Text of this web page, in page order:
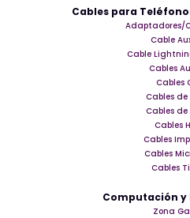
Cables para
Adaptadores/
Cable
Cable
Cables
Cables
Cables de
Cables de
Cables
Cables
Cables
Cables
Computación y
Zona